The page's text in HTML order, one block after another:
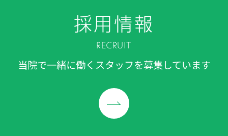
採用情報
RECRUIT
当院で一緒に働くスタッフを募集しています